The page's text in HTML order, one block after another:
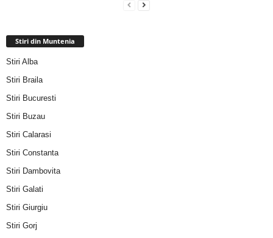
Stiri din Muntenia
Stiri Alba
Stiri Braila
Stiri Bucuresti
Stiri Buzau
Stiri Calarasi
Stiri Constanta
Stiri Dambovita
Stiri Galati
Stiri Giurgiu
Stiri Gorj